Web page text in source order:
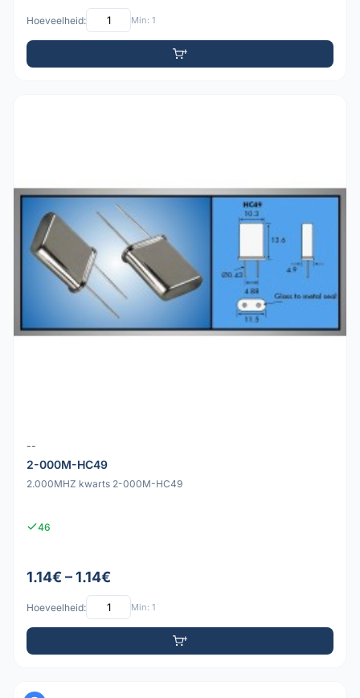
Hoeveelheid: Min: 1
--
2-000M-HC49
2.000MHZ kwarts 2-000M-HC49
46
1.14€ – 1.14€
Hoeveelheid: Min: 1